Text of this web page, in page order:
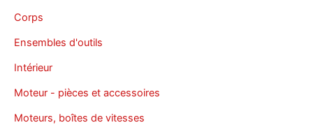
Corps
Ensembles d'outils
Intérieur
Moteur - pièces et accessoires
Moteurs, boîtes de vitesses